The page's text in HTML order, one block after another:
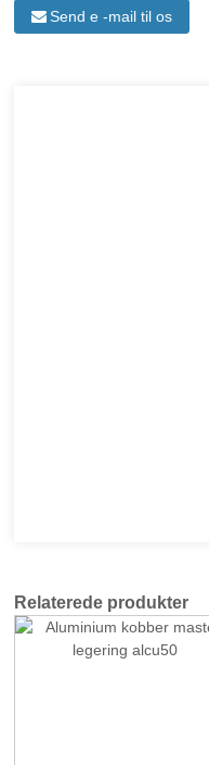
Send e -mail til os
Relaterede produkter